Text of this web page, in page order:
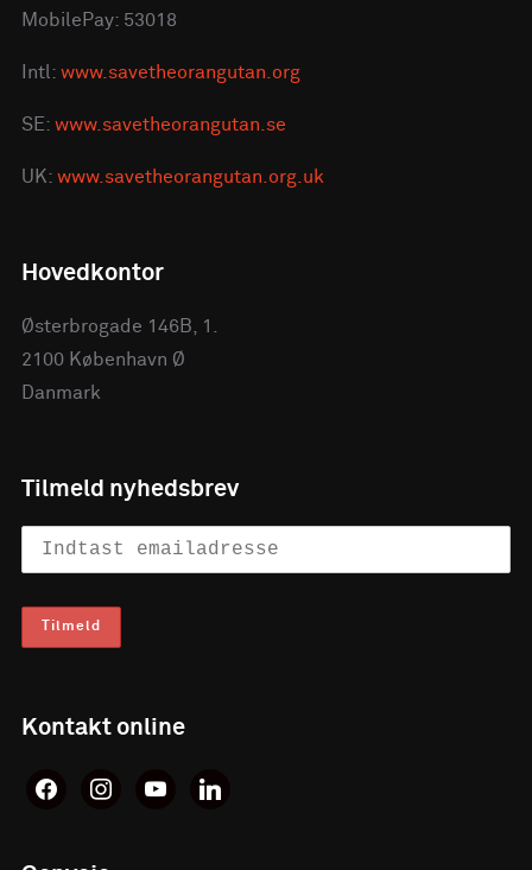
MobilePay: 53018
Intl: www.savetheorangutan.org
SE: www.savetheorangutan.se
UK: www.savetheorangutan.org.uk
Hovedkontor
Østerbrogade 146B, 1.
2100 København Ø
Danmark
Tilmeld nyhedsbrev
Kontakt online
facebookinstagramyoutubelinkedin